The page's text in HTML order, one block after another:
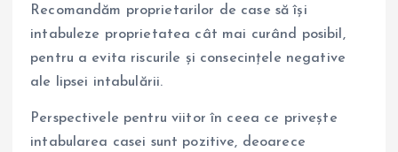
Recomandăm proprietarilor de case să își
intabuleze proprietatea cât mai curând posibil,
pentru a evita riscurile și consecințele negative
ale lipsei intabulării.
Perspectivele pentru viitor în ceea ce privește
intabularea casei sunt pozitive, deoarece